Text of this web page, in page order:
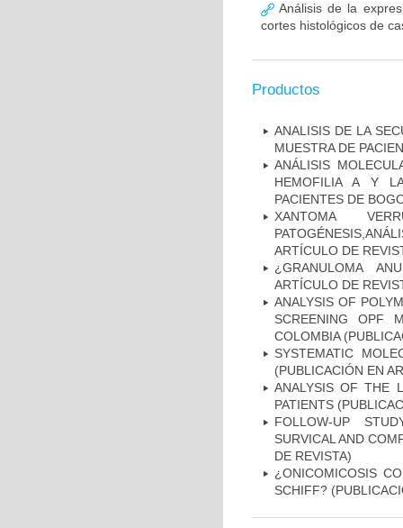
Análisis de la
cortes histológicos de
Productos
ANALISIS DE LA
MUESTRA DE
ANÁLISIS
HEMOFILIA A Y
PACIENTES DE
XANTOMA
ARTÍCULO DE
¿GRANULOMA
ARTÍCULO DE
ANALYSIS OF
SCREENING OPF
COLOMBIA
SYSTEMATIC
(PUBLICACIÓN EN
ANALYSIS OF THE
PATIENTS
FOLLOW-UP
SURVICAL AND
DE REVISTA)
¿ONICOMICOSIS
SCHIFF?